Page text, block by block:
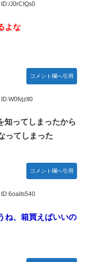
ID:/J0rCIQs0
よな
コメント欄へ引用
ID:W0fvjzII0
知ってしまったから
ってしまった
コメント欄へ引用
ID:6oaits540
ね、箱買えばいいの